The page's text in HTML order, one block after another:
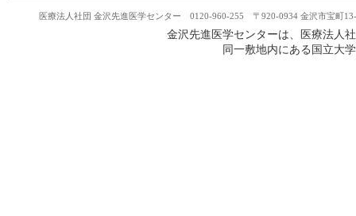
医療法人社団 金沢先進医学センター 0120-960-255 〒920-0934 金沢市宝町13-
金沢先進医学センターは、医療法人
同一敷地内にある国立大